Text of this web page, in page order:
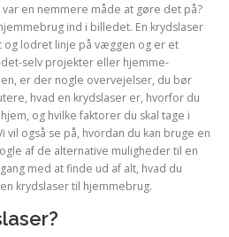
en nemmere måde at gøre det på?
ind i billedet. En krydslaser
lodret linje på væggen og er et
selv projekter eller hjemme-
er der nogle overvejelser, du bør
hvad en krydslaser er, hvorfor du
og hvilke faktorer du skal tage i
vil også se på, hvordan du kan bruge en
af de alternative muligheder til en
med at finde ud af alt, hvad du
krydslaser til hjemmebrug.